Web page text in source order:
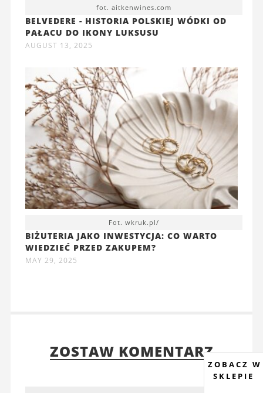
fot. aitkenwines.com
BELVEDERE - HISTORIA POLSKIEJ WÓDKI OD
PAŁACU DO IKONY LUKSUSU
AUGUST 13, 2025
Fot. wkruk.pl/
BIŻUTERIA JAKO INWESTYCJA: CO WARTO
WIEDZIEĆ PRZED ZAKUPEM?
MAY 29, 2025
ZOSTAW KOMENTARZ
ZOBACZ W
SKLEPIE